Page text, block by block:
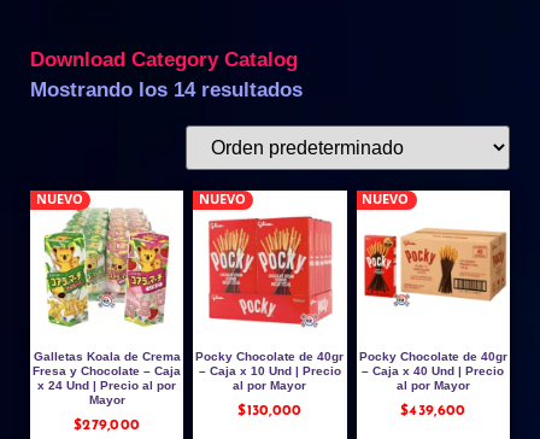
Download Category Catalog
Mostrando los 14 resultados
NUEVO
Galletas Koala de Crema
Fresa y Chocolate – Caja
x 24 Und | Precio al por
Mayor
$279,000
NUEVO
Pocky Chocolate de 40gr
– Caja x 10 Und | Precio
al por Mayor
$130,000
NUEVO
Pocky Chocolate de 40gr
– Caja x 40 Und | Precio
al por Mayor
$439,600